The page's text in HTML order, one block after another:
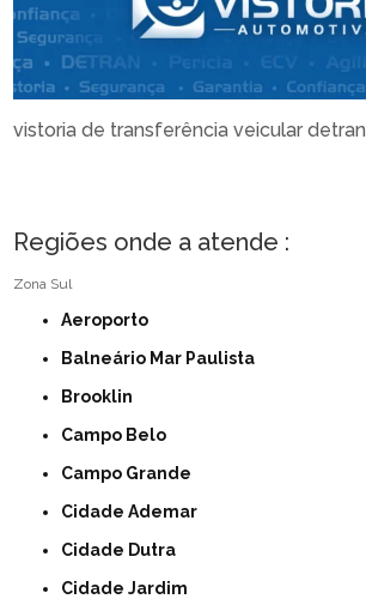
vistoria de transferência veicular detran
Regiões onde a atende :
Zona Sul
Aeroporto
Balneário Mar Paulista
Brooklin
Campo Belo
Campo Grande
Cidade Ademar
Cidade Dutra
Cidade Jardim